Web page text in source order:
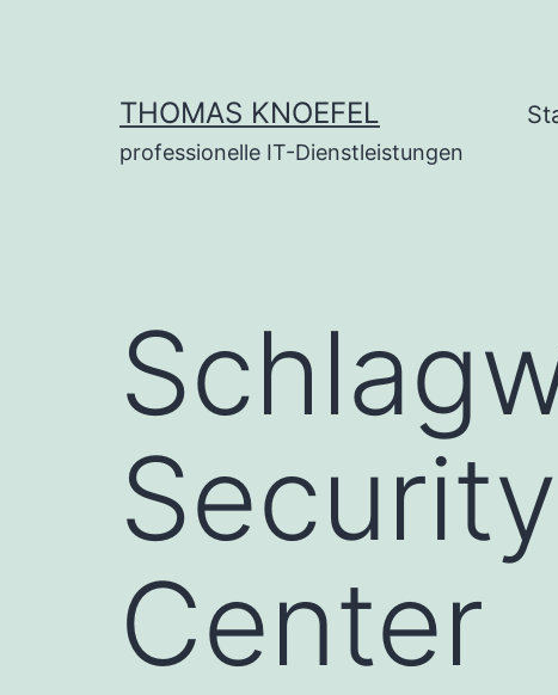
THOMAS KNOEFEL
professionelle IT-Dienstleistungen
Center